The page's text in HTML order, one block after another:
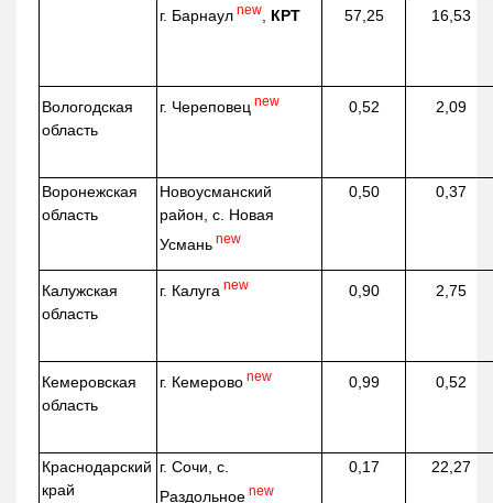
г. Барнаул new КРТ 57,25 16,53
Вологодская
область
г. Череповец new 0,52 2,09
Воронежская
область
Новоусманский
район, с. Новая
Усмань new
0,50 0,37
Калужская
область
г. Калуга new 0,90 2,75
Кемеровская
область
г. Кемерово new 0,99 0,52
Краснодарский
край
г. Сочи, с.
Раздольное new
0,17 22,27